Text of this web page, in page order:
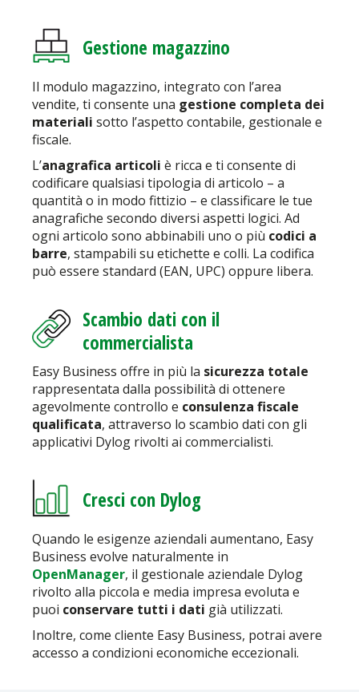
Gestione magazzino
Il modulo magazzino, integrato con l’area
vendite, ti consente una gestione completa dei
materiali sotto l’aspetto contabile, gestionale e
fiscale.
L’anagrafica articoli è ricca e ti consente di
codificare qualsiasi tipologia di articolo – a
quantità o in modo fittizio – e classificare le tue
anagrafiche secondo diversi aspetti logici. Ad
ogni articolo sono abbinabili uno o più codici a
barre, stampabili su etichette e colli. La codifica
può essere standard (EAN, UPC) oppure libera.
Scambio dati con il
commercialista
Easy Business offre in più la sicurezza totale
rappresentata dalla possibilità di ottenere
agevolmente controllo e consulenza fiscale
qualificata, attraverso lo scambio dati con gli
applicativi Dylog rivolti ai commercialisti.
Cresci con Dylog
Quando le esigenze aziendali aumentano, Easy
Business evolve naturalmente in
OpenManager, il gestionale aziendale Dylog
rivolto alla piccola e media impresa evoluta e
puoi conservare tutti i dati già utilizzati.
Inoltre, come cliente Easy Business, potrai avere
accesso a condizioni economiche eccezionali.